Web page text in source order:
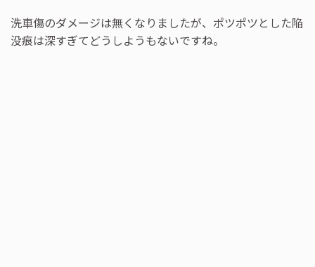
洗車傷のダメージは無くなりましたが、ポツポツとした陥
没痕は深すぎてどうしようもないですね。